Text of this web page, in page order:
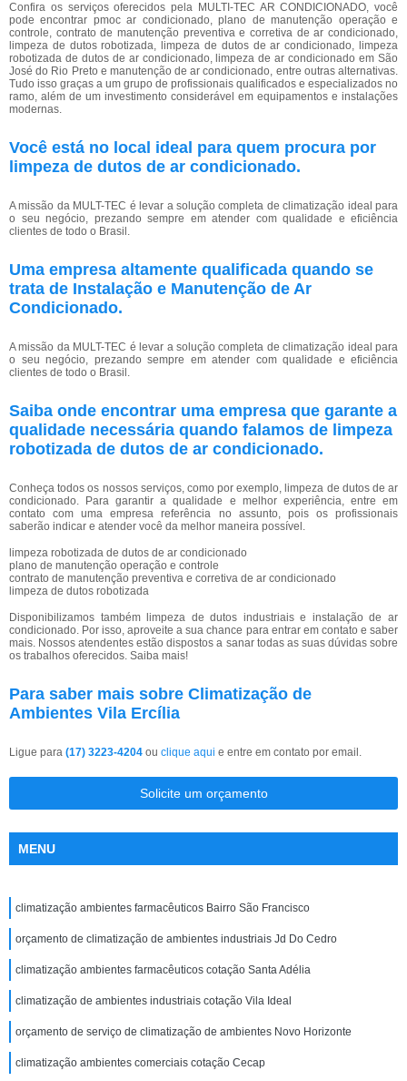
Confira os serviços oferecidos pela MULTI-TEC AR CONDICIONADO, você
pode encontrar pmoc ar condicionado, plano de manutenção operação e
controle, contrato de manutenção preventiva e corretiva de ar condicionado,
limpeza de dutos robotizada, limpeza de dutos de ar condicionado, limpeza
robotizada de dutos de ar condicionado, limpeza de ar condicionado em São
José do Rio Preto e manutenção de ar condicionado, entre outras alternativas.
Tudo isso graças a um grupo de profissionais qualificados e especializados no
ramo, além de um investimento considerável em equipamentos e instalações
modernas.
Você está no local ideal para quem procura por
limpeza de dutos de ar condicionado.
A missão da MULT-TEC é levar a solução completa de climatização ideal para
o seu negócio, prezando sempre em atender com qualidade e eficiência
clientes de todo o Brasil.
Uma empresa altamente qualificada quando se
trata de Instalação e Manutenção de Ar
Condicionado.
A missão da MULT-TEC é levar a solução completa de climatização ideal para
o seu negócio, prezando sempre em atender com qualidade e eficiência
clientes de todo o Brasil.
Saiba onde encontrar uma empresa que garante a
qualidade necessária quando falamos de limpeza
robotizada de dutos de ar condicionado.
Conheça todos os nossos serviços, como por exemplo, limpeza de dutos de ar
condicionado. Para garantir a qualidade e melhor experiência, entre em
contato com uma empresa referência no assunto, pois os profissionais
saberão indicar e atender você da melhor maneira possível.
limpeza robotizada de dutos de ar condicionado
plano de manutenção operação e controle
contrato de manutenção preventiva e corretiva de ar condicionado
limpeza de dutos robotizada
Disponibilizamos também limpeza de dutos industriais e instalação de ar
condicionado. Por isso, aproveite a sua chance para entrar em contato e saber
mais. Nossos atendentes estão dispostos a sanar todas as suas dúvidas sobre
os trabalhos oferecidos. Saiba mais!
Para saber mais sobre Climatização de
Ambientes Vila Ercília
Ligue para (17) 3223-4204 ou clique aqui e entre em contato por email.
Solicite um orçamento
MENU
climatização ambientes farmacêuticos Bairro São Francisco
orçamento de climatização de ambientes industriais Jd Do Cedro
climatização ambientes farmacêuticos cotação Santa Adélia
climatização de ambientes industriais cotação Vila Ideal
orçamento de serviço de climatização de ambientes Novo Horizonte
climatização ambientes comerciais cotação Cecap